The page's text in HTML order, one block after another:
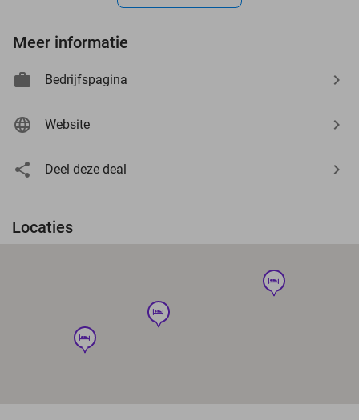
Meer informatie
Bedrijfspagina
Website
Deel deze deal
Locaties
hotel
hotel
hotel